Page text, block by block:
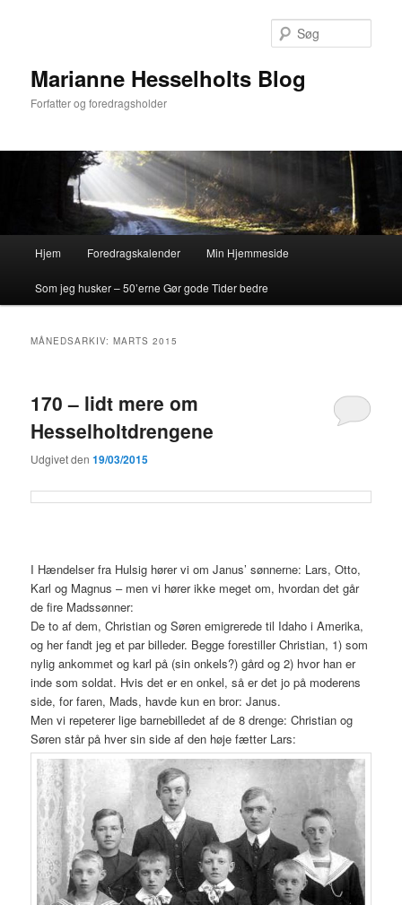
Marianne Hesselholts Blog
Forfatter og foredragsholder
Hjem Foredragskalender Min Hjemmeside
Som jeg husker – 50’erne Gør gode Tider bedre
MÅNEDSARKIV:MARTS 2015
170 – lidt mere om
Hesselholtdrengene
Udgivet den19/03/2015
I Hændelser fra Hulsig hører vi om Janus’ sønnerne: Lars, Otto,
Karl og Magnus – men vi hører ikke meget om, hvordan det går
de fire Madssønner:
De to af dem, Christian og Søren emigrerede til Idaho i Amerika,
og her fandt jeg et par billeder. Begge forestiller Christian, 1) som
nylig ankommet og karl på (sin onkels?) gård og 2) hvor han er
inde som soldat. Hvis det er en onkel, så er det jo på moderens
side, for faren, Mads, havde kun en bror: Janus.
Men vi repeterer lige barnebilledet af de 8 drenge: Christian og
Søren står på hver sin side af den høje fætter Lars: